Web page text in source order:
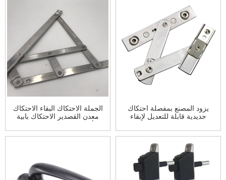
الجملة الاحتكاك البقاء الاحتكاك
معدن القصدير الاحتكاك بابية
الألومنيوم لمحات من الفولاذ
المقاوم للصدأ مفصلات النوافذ
يزود المصنع بمفصلة احتكاك
حديدية قابلة للتعديل لإبقاء
المفصلة الاحتكاكية للنافذة